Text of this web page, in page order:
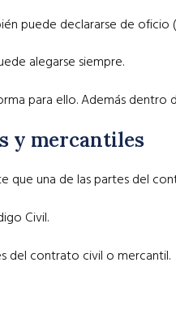
puede declararse de oficio
alegarse siempre.
para ello. Además
y mercantiles
que una de las partes del
Civil.
del contrato civil o mercantil.